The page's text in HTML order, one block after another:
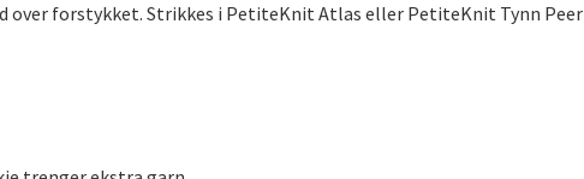
forstykket. Strikkes i PetiteKnit Atlas eller PetiteKnit Tynn